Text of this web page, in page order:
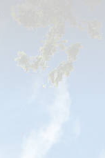
Klima im Kreis